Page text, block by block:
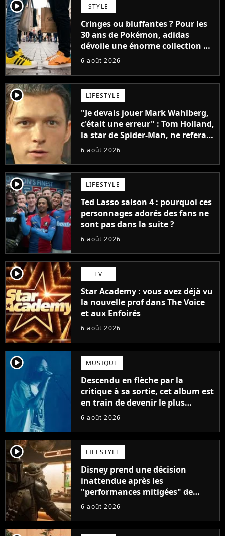
player2 STYLE
Cringes ou bluffantes ? Pour les
30 ans de Pokémon, adidas
dévoile une énorme collection de
sneakers et je ne sais pas quoi en
6 août 2026
player2 LIFESTYLE
"Je devais jouer Mark Wahlberg,
c'était une erreur" : Tom Holland,
la star de Spider-Man, ne referait
pas ce blockbuster
6 août 2026
player2 LIFESTYLE
Ted Lasso saison 4 : pourquoi ces
personnages adorés des fans ne
sont pas dans la suite ?
6 août 2026
player2 TV
Star Academy : vous avez déjà vu
la nouvelle prof dans The Voice
et aux Enfoirés
6 août 2026
player2 MUSIQUE
Descendu en flèche par la
critique à sa sortie, cet album est
en train de devenir le plus
populaire de son auteur
6 août 2026
player2 LIFESTYLE
Disney prend une décision
inattendue après les
"performances mitigées" de
Vaiana et The Mandalorian &
6 août 2026